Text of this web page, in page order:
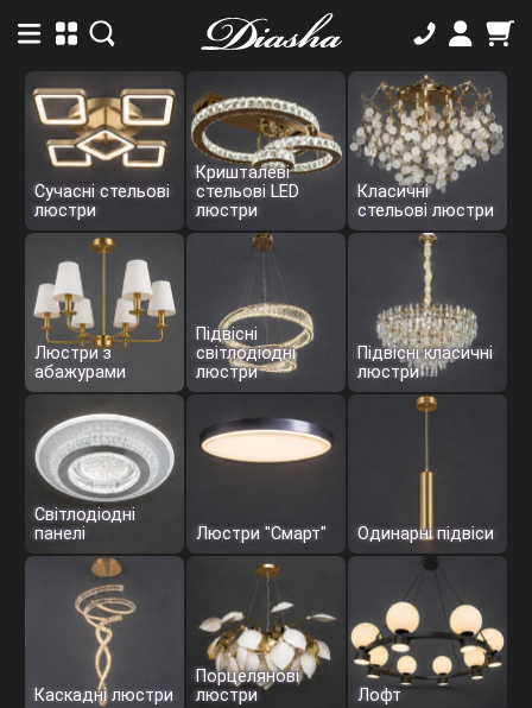
Сучасні стельові
люстри
Кришталеві
стельові LED
люстри
Класичні
стельові люстри
Люстри з
абажурами
Підвісні
світлодіодні
люстри
Підвісні класичні
люстри
Світлодіодні
панелі
Люстри "Смарт" Одинарні підвіси
Каскадні люстри
Порцелянові
люстри
Лoфт